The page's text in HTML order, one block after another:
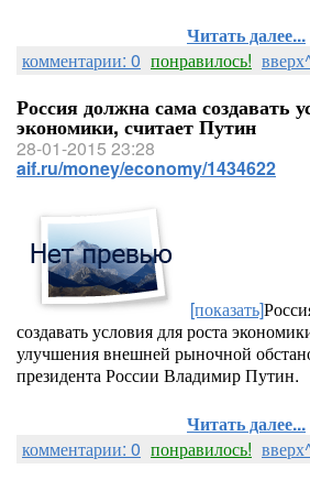
Читать далее...
комментарии: 0 понравилось!
Россия должна сама создавать
экономики, считает Путин
28-01-2015 23:28
aif.ru/money/economy/1434622
[показать]
создавать условия для роста
улучшения внешней рыночной
президента России Владимир Путин.
Читать далее...
комментарии: 0 понравилось!